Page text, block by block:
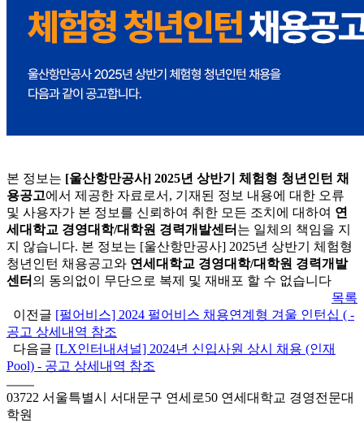
본 정보는 [울산항만공사] 2025년 상반기 체험형 청년인턴 채
용공고에서 제공한 자료로서, 기재된 정보 내용에 대한 오류
및 사용자가 본 정보를 신뢰하여 취한 모든 조치에 대하여 연
세대학교 경영대학/대학원 경력개발센터 는 일체의 책임을 지
지 않습니다. 본 정보는 [울산항만공사] 2025년 상반기 체험형
청년인턴 채용공고와 연세대학교 경영대학/대학원 경력개발
센터 의 동의없이 무단으로 복제 및 재배포 할 수 없습니다
목록
이전글 [펄어비스] 2024 펄어비스 채용연계형 겨울 인턴십 ( -
공고 상세내역 참조
다음글 [LX인터내셔널] 2024년 신입사원 상시 채용 (인재
Pool) - 공고 상세내역 참조
03722 서울특별시 서대문구 연세로50 연세대학교 경영전문대
학원